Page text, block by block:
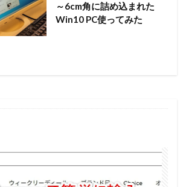
～6cm角に詰め込まれた
Win10 PC使ってみた